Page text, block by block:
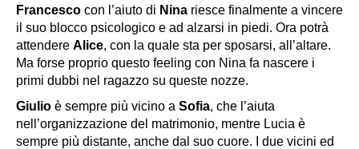
Francesco con l’aiuto di Nina riesce finalmente a vincere
il suo blocco psicologico e ad alzarsi in piedi. Ora potrà
attendere Alice, con la quale sta per sposarsi, all’altare.
Ma forse proprio questo feeling con Nina fa nascere i
primi dubbi nel ragazzo su queste nozze.
Giulio è sempre più vicino a Sofia, che l’aiuta
nell’organizzazione del matrimonio, mentre Lucia è
sempre più distante, anche dal suo cuore. I due vicini ed